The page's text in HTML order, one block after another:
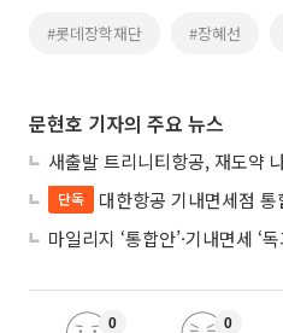
#롯데장학재단 #장혜선
문현호 기자의 주요 뉴스
단독
대한항공 기내면세점 통합…공
0 0